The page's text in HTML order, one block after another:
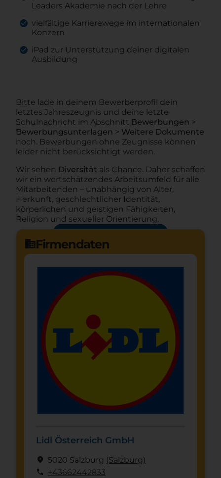
Leaders Akademie nach der Lehre
vielfältige Karrierewege im internationalen
Konzern
iPad zur Unterstützung deiner digitalen
Ausbildung
Bitte lade in deinem Bewerberprofil dein
letztes Jahreszeugnis und deine letzte
Schulnachricht im Abschnitt Bewerbungen >
Bewerbungsunterlagen > Weitere Dokumente
hoch. Bewerbungen ohne Zeugnisse können
leider nicht berücksichtigt werden.
Wir sehen Diversität als Chance. Daher schaffen
wir ein wertschätzendes Arbeitsumfeld für alle
Mitarbeitenden – unabhängig von Alter,
Herkunft, geschlechtlicher Identität,
körperlichen und geistigen Fähigkeiten,
Religion und sexueller Orientierung.
domainFirmendaten
Lidl Österreich GmbH
location_on 5020 Salzburg (Salzburg)
call +43662442833